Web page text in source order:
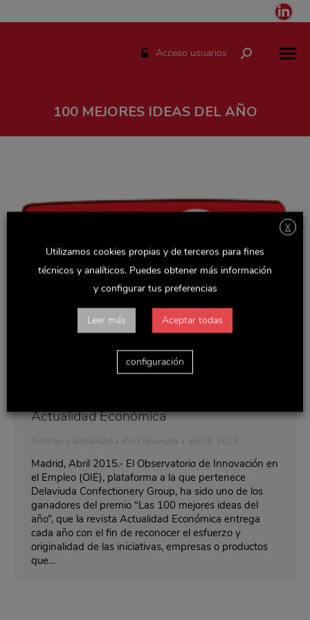
Acceso usuarios Buscar:
100 MEJORES IDEAS DEL AÑO
Actualidad Económica
Noticias y actualidad Por Delaviuda abril 8, 2015
Madrid, Abril 2015.- El Observatorio de Innovación en
el Empleo (OIE), plataforma a la que pertenece
Delaviuda Confectionery Group, ha sido uno de los
ganadores del premio “Las 100 mejores ideas del
año”, que la revista Actualidad Económica entrega
cada año con el fin de reconocer el esfuerzo y
originalidad de las iniciativas, empresas o productos
que…
X
Utilizamos cookies propias y de terceros para fines
técnicos y analíticos. Puedes obtener más información
y configurar tus preferencias
Leer más Aceptar todas
configuración